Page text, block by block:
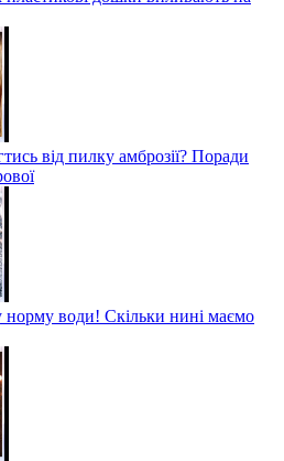
від пилку амброзії? Поради
норму води! Скільки нині маємо